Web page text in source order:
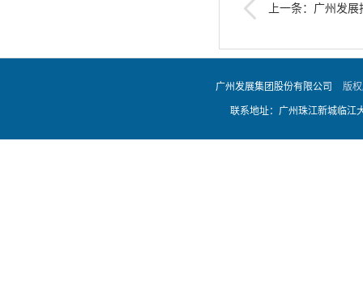
招标单位联系人：陈
代理机构名称：广州
上一条：广州发
广州发展集团股份有限公司 版
联系地址：广州珠江新城临江